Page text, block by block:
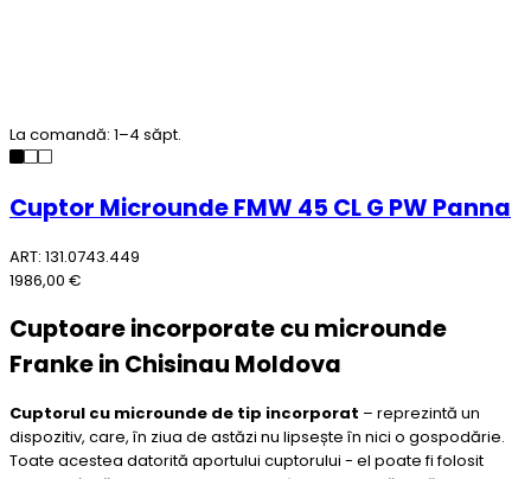
La comandă: 1–4 săpt.
Cuptor Microunde FMW 45 CL G PW Panna
ART: 131.0743.449
1986,00 €
Cuptoare incorporate cu microunde
Franke in Chisinau Moldova
Cuptorul cu microunde de tip incorporat – reprezintă un
dispozitiv, care, în ziua de astăzi nu lipsește în nici o gospodărie.
Toate acestea datorită aportului cuptorului - el poate fi folosit